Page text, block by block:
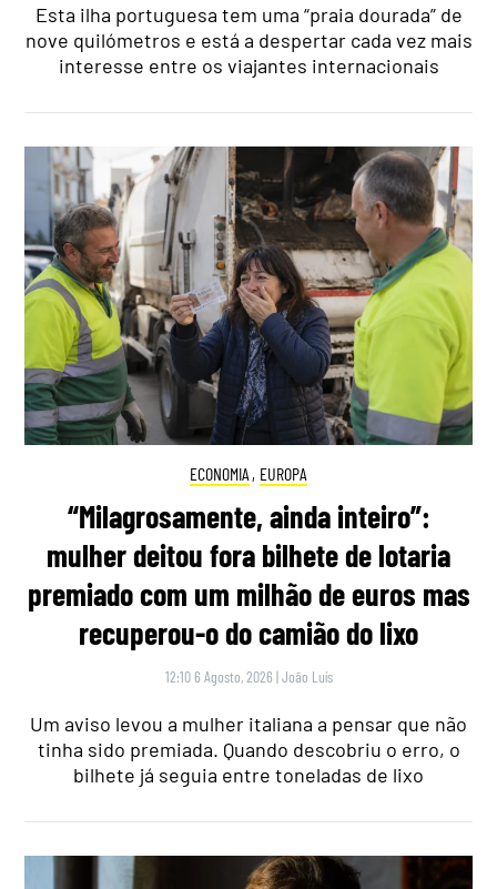
Esta ilha portuguesa tem uma “praia dourada” de
nove quilómetros e está a despertar cada vez mais
interesse entre os viajantes internacionais
ECONOMIA , EUROPA
“Milagrosamente, ainda inteiro”:
mulher deitou fora bilhete de lotaria
premiado com um milhão de euros mas
recuperou-o do camião do lixo
12:10 6 Agosto, 2026 |João Luís
Um aviso levou a mulher italiana a pensar que não
tinha sido premiada. Quando descobriu o erro, o
bilhete já seguia entre toneladas de lixo